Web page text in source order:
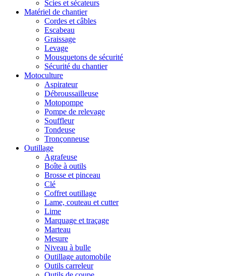
Scies et sécateurs
Matériel de chantier
Cordes et câbles
Escabeau
Graissage
Levage
Mousquetons de sécurité
Sécurité du chantier
Motoculture
Aspirateur
Débroussailleuse
Motopompe
Pompe de relevage
Souffleur
Tondeuse
Tronçonneuse
Outillage
Agrafeuse
Boîte à outils
Brosse et pinceau
Clé
Coffret outillage
Lame, couteau et cutter
Lime
Marquage et traçage
Marteau
Mesure
Niveau à bulle
Outillage automobile
Outils carreleur